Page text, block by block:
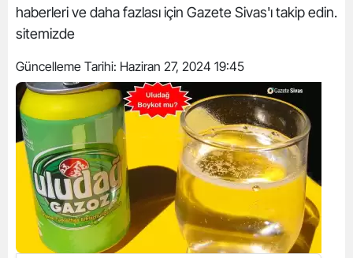
haberleri ve daha fazlası için Gazete Sivas'ı takip edin.
sitemizde
Güncelleme Tarihi: Haziran 27, 2024 19:45